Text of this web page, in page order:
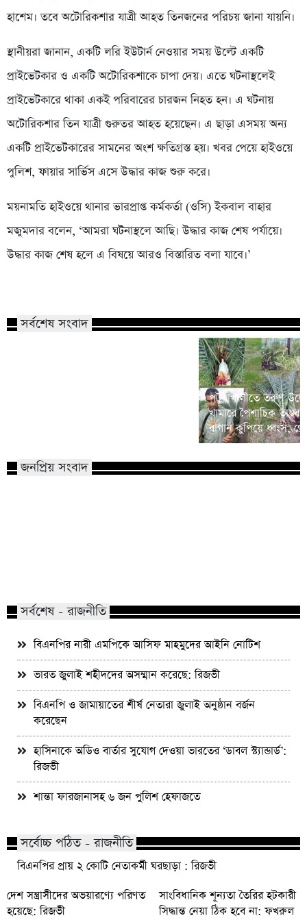
হাশেম। তবে অটোরিকশার যাত্রী আহত তিনজনের পরিচয় জানা যায়নি।
স্থানীয়রা জানান, একটি লরি ইউটার্ন নেওয়ার সময় উল্টে একটি
প্রাইভেটকার ও একটি অটোরিকশাকে চাপা দেয়। এতে ঘটনাস্থলেই
প্রাইভেটকারে থাকা একই পরিবারের চারজন নিহত হন। এ ঘটনায়
অটোরিকশার তিন যাত্রী গুরুতর আহত হয়েছেন। এ ছাড়া এসময় অন্য
একটি প্রাইভেটকারের সামনের অংশ ক্ষতিগ্রস্ত হয়। খবর পেয়ে হাইওয়ে
পুলিশ, ফায়ার সার্ভিস এসে উদ্ধার কাজ শুরু করে।
ময়নামতি হাইওয়ে থানার ভারপ্রাপ্ত কর্মকর্তা (ওসি) ইকবাল বাহার
মজুমদার বলেন, ‘আমরা ঘটনাস্থলে আছি। উদ্ধার কাজ শেষ পর্যায়ে।
উদ্ধার কাজ শেষ হলে এ বিষয়ে আরও বিস্তারিত বলা যাবে।’
সর্বশেষ সংবাদ
পটুয়াখালীতে তরুণ
খামারে পৈশাচিক
বাগান কুপিয়ে ধ্বংস,
জনপ্রিয় সংবাদ
সর্বশেষ - রাজনীতি
বিএনপির নারী এমপিকে আসিফ মাহমুদের আইনি নোটিশ
ভারত জুলাই শহীদদের অসম্মান করেছে: রিজভী
বিএনপি ও জামায়াতের শীর্ষ নেতারা জুলাই অনুষ্ঠান বর্জন
করেছেন
হাসিনাকে অডিও বার্তার সুযোগ দেওয়া ভারতের ‘ডাবল স্ট্যান্ডার্ড’:
রিজভী
শান্তা ফারজানাসহ ৬ জন পুলিশ হেফাজতে
সর্বোচ্চ পঠিত - রাজনীতি
বিএনপির প্রায় ২ কোটি নেতাকর্মী ঘরছাড়া : রিজভী
দেশ সন্ত্রাসীদের অভয়ারণ্যে পরিণত
হয়েছে: রিজভী
সাংবিধানিক শূন্যতা তৈরির হটকারী
সিদ্ধান্ত নেয়া ঠিক হবে না: ফখরুল